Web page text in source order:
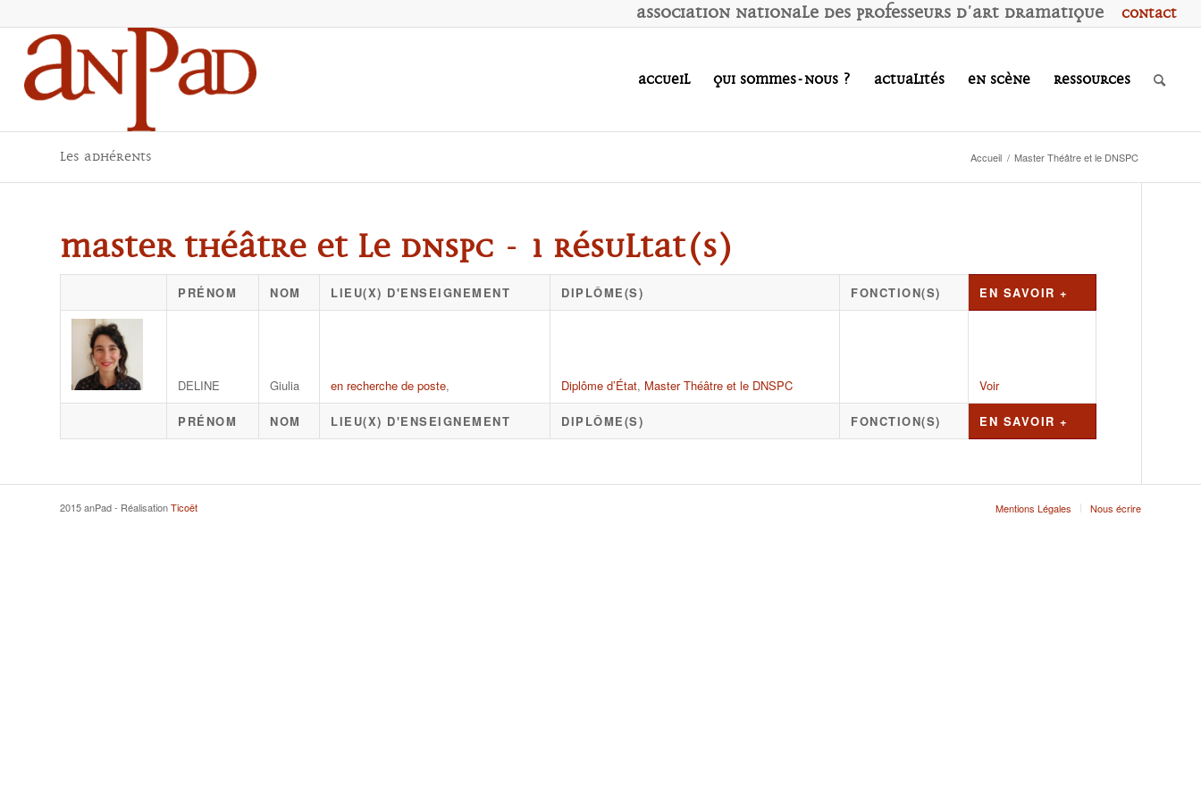
Contact
Association Nationale des Professeurs d'Art Dramatique
Accueil Qui sommes-nous ? Actualités En scène Ressources
Les adhérents Accueil / Master Théâtre et le DNSPC
Master Théâtre et le DNSPC - 1 résultat(s)
PRÉNOM NOM LIEU(X) D'ENSEIGNEMENT DIPLÔME(S) FONCTION(S) EN SAVOIR +
DELINE Giulia en recherche de poste, Diplôme d’État, Master Théâtre et le DNSPC Voir
PRÉNOM NOM LIEU(X) D'ENSEIGNEMENT DIPLÔME(S) FONCTION(S) EN SAVOIR +
2015 anPad - RéalisationTicoët Mentions Légales Nous écrire